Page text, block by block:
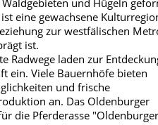
eine gewachsene
zur westfälischen
ist.
Radwege laden zur
ein. Viele Bauernhöfe bieten
und frische
an. Das Oldenburger
die Pferderasse